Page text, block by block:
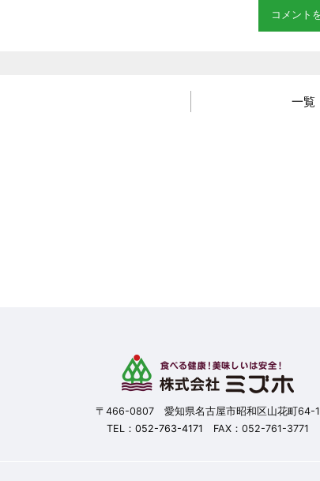
一覧
〒466-0807 愛知県名古屋市昭和区山花町64-1
TEL： 052-763-4171 FAX：052-761-3771